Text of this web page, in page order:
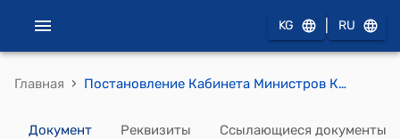
KG RU
Главная › Постановление Кабинета Министров КР от 15 ноября 2021 года № 250 "О вопросах Министерства экономики и коммерции Кыргызской Республики"
Документ Реквизиты Ссылающиеся документы